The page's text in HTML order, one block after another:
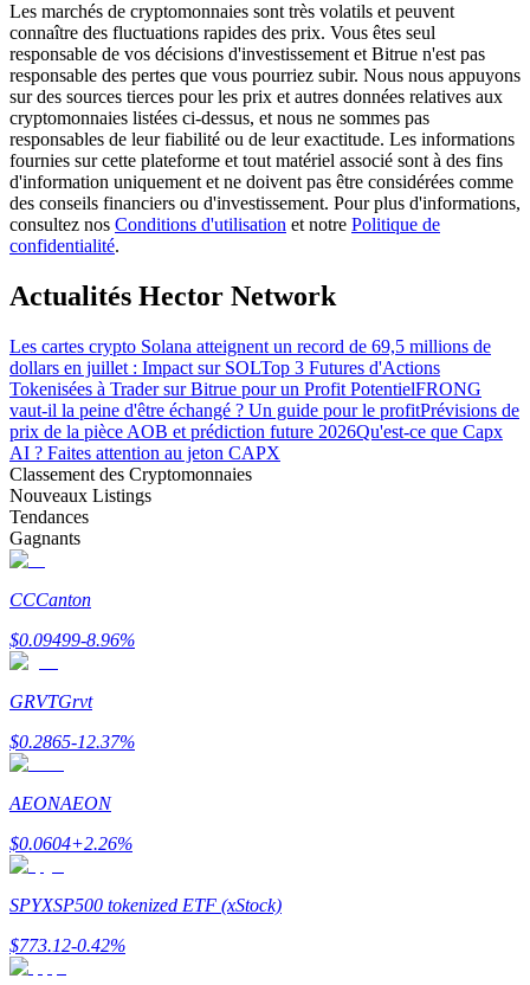
Guide
Guide de démarrage des contrats à terme
Stratégies de trading
Apprenez à rester rentable
Gagnez quotidiennement des récompenses compétitives
Les marchés de cryptomonnaies sont très volatils et peuvent
connaître des fluctuations rapides des prix. Vous êtes seul
responsable de vos décisions d'investissement et Bitrue n'est pas
responsable des pertes que vous pourriez subir. Nous nous appuyons
sur des sources tierces pour les prix et autres données relatives aux
cryptomonnaies listées ci-dessus, et nous ne sommes pas
responsables de leur fiabilité ou de leur exactitude. Les informations
fournies sur cette plateforme et tout matériel associé sont à des fins
d'information uniquement et ne doivent pas être considérées comme
des conseils financiers ou d'investissement. Pour plus d'informations,
consultez nos Conditions d'utilisation et notre Politique de
confidentialité.
Actualités Hector Network
Les cartes crypto Solana atteignent un record de 69,5 millions de
dollars en juillet : Impact sur SOLTop 3 Futures d'Actions
Tokenisées à Trader sur Bitrue pour un Profit PotentielFRONG
vaut-il la peine d'être échangé ? Un guide pour le profitPrévisions de
prix de la pièce AOB et prédiction future 2026Qu'est-ce que Capx
AI ? Faites attention au jeton CAPX
Classement des Cryptomonnaies
Nouveaux Listings
Tendances
Gagnants
CCCanton
$0.09499-8.96%
GRVTGrvt
$0.2865-12.37%
AEONAEON
$0.0604+2.26%
SPYXSP500 tokenized ETF (xStock)
$773.12-0.42%